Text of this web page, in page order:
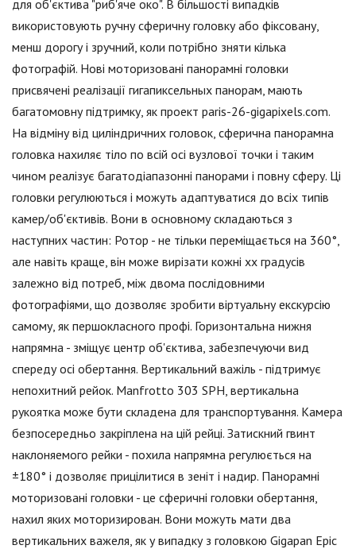
для об'єктива "риб'яче око". В більшості випадків
використовують ручну сферичну головку або фіксовану,
менш дорогу і зручний, коли потрібно зняти кілька
фотографій. Нові моторизовані панорамні головки
присвячені реалізації гигапиксельных панорам, мають
багатомовну підтримку, як проект paris-26-gigapixels.com.
На відміну від циліндричних головок, сферична панорамна
головка нахиляє тіло по всій осі вузлової точки і таким
чином реалізує багатодіапазонні панорами і повну сферу. Ці
головки регулюються і можуть адаптуватися до всіх типів
камер/об'єктивів. Вони в основному складаються з
наступних частин: Ротор - не тільки переміщається на 360°,
але навіть краще, він може вирізати кожні xx градусів
залежно від потреб, між двома послідовними
фотографіями, що дозволяє зробити віртуальну екскурсію
самому, як першокласного профі. Горизонтальна нижня
напрямна - зміщує центр об'єктива, забезпечуючи вид
спереду осі обертання. Вертикальний важіль - підтримує
непохитний рейок. Manfrotto 303 SPH, вертикальна
рукоятка може бути складена для транспортування. Камера
безпосередньо закріплена на цій рейці. Затискний гвинт
наклоняемого рейки - похила напрямна регулюється на
±180° і дозволяє прицілитися в зеніт і надир. Панорамні
моторизовані головки - це сферичні головки обертання,
нахил яких моторизирован. Вони можуть мати два
вертикальних важеля, як у випадку з головкою Gigapan Epic